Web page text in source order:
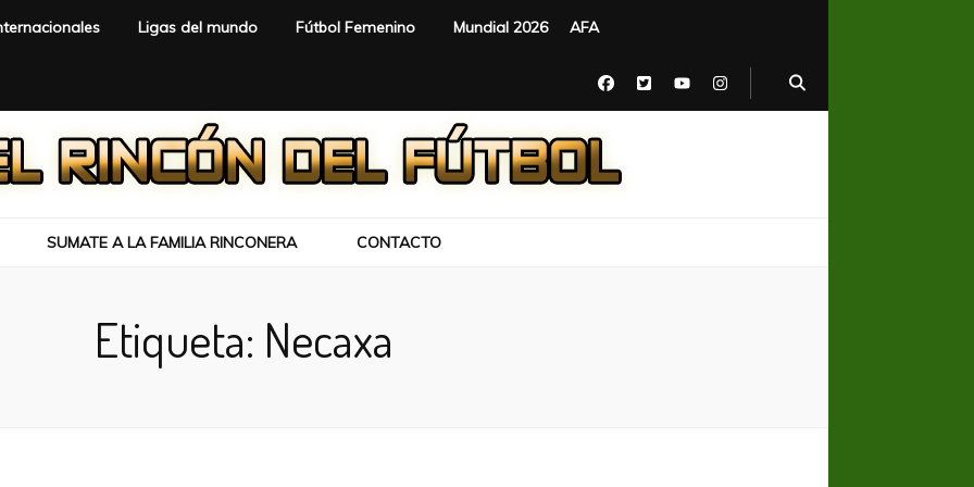
Ligas del mundo Fútbol Femenino Mundial 2026 AFA
SUMATE A LA FAMILIA RINCONERA CONTACTO
Etiqueta: Necaxa